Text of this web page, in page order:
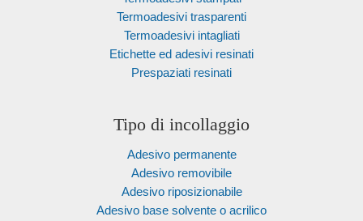
Termoadesivi trasparenti
Termoadesivi intagliati
Etichette ed adesivi resinati
Prespaziati resinati
Tipo di incollaggio
Adesivo permanente
Adesivo removibile
Adesivo riposizionabile
Adesivo base solvente o acrilico